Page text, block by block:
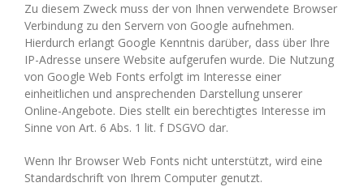
Zu diesem Zweck muss der von Ihnen verwendete Browser
Verbindung zu den Servern von Google aufnehmen.
Hierdurch erlangt Google Kenntnis darüber, dass über Ihre
IP-Adresse unsere Website aufgerufen wurde. Die Nutzung
von Google Web Fonts erfolgt im Interesse einer
einheitlichen und ansprechenden Darstellung unserer
Online-Angebote. Dies stellt ein berechtigtes Interesse im
Sinne von Art. 6 Abs. 1 lit. f DSGVO dar.
Wenn Ihr Browser Web Fonts nicht unterstützt, wird eine
Standardschrift von Ihrem Computer genutzt.